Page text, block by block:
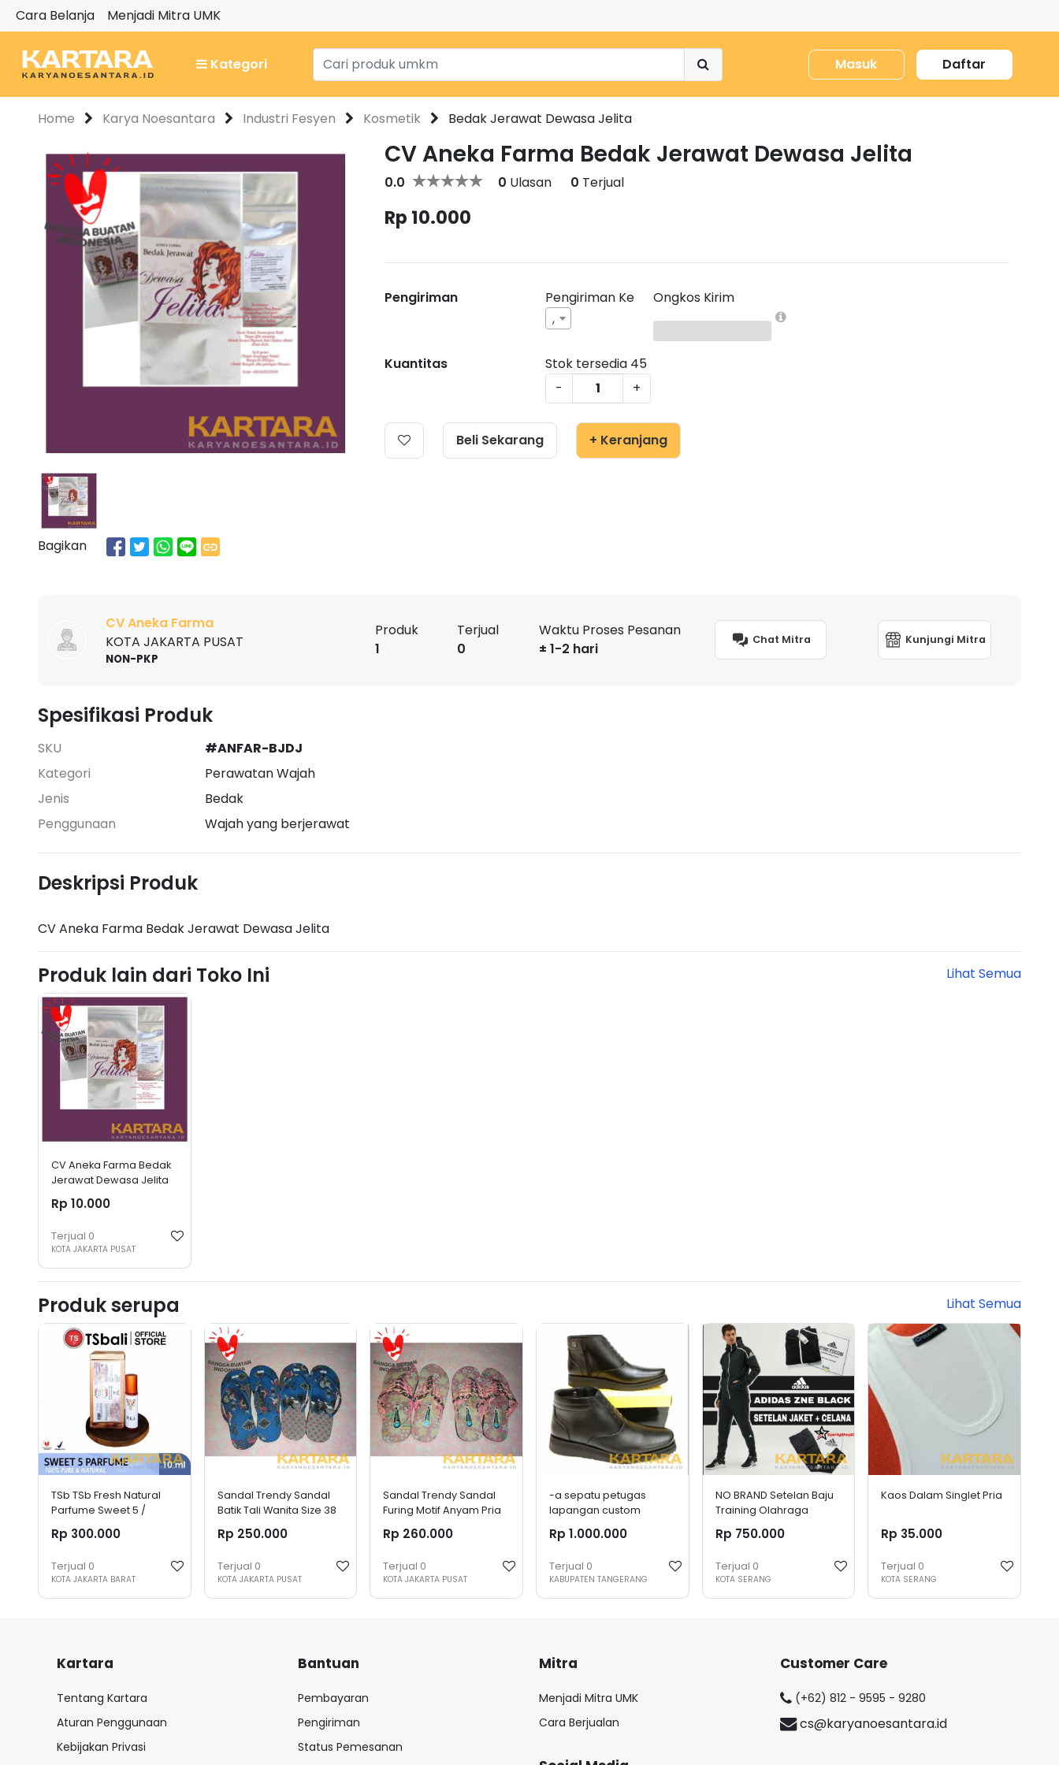
Cara Belanja Menjadi Mitra UMK
Kategori Masuk Daftar
Home Karya Noesantara Industri Fesyen Kosmetik Bedak Jerawat Dewasa Jelita
Bagikan
CV Aneka Farma Bedak Jerawat Dewasa Jelita
0.0 0 Ulasan 0 Terjual
Rp 10.000
Pengiriman
Pengiriman Ke
,
Ongkos Kirim
Kuantitas Stok tersedia 45
-
+
Beli Sekarang + Keranjang
CV Aneka Farma
KOTA JAKARTA PUSAT
NON-PKP
Produk
1
Terjual
0
Waktu Proses Pesanan
± 1-2 hari
Chat Mitra Kunjungi Mitra
Spesifikasi Produk
SKU
#ANFAR-BJDJ
Kategori
Perawatan Wajah
Jenis
Bedak
Penggunaan
Wajah yang berjerawat
Deskripsi Produk
CV Aneka Farma Bedak Jerawat Dewasa Jelita
Produk lain dari Toko Ini Lihat Semua
CV Aneka Farma Bedak
Jerawat Dewasa Jelita
Rp 10.000
Terjual 0
KOTA JAKARTA PUSAT
Produk serupa Lihat Semua
TSb TSb Fresh Natural
Parfume Sweet 5 /
Rp 300.000
Terjual 0
KOTA JAKARTA BARAT
Sandal Trendy Sandal
Batik Tali Wanita Size 38
Rp 250.000
Terjual 0
KOTA JAKARTA PUSAT
Sandal Trendy Sandal
Furing Motif Anyam Pria
Rp 260.000
Terjual 0
KOTA JAKARTA PUSAT
-a sepatu petugas
lapangan custom
Rp 1.000.000
Terjual 0
KABUPATEN TANGERANG
NO BRAND Setelan Baju
Training Olahraga
Rp 750.000
Terjual 0
KOTA SERANG
Kaos Dalam Singlet Pria
Rp 35.000
Terjual 0
KOTA SERANG
Kartara
Tentang Kartara
Aturan Penggunaan
Kebijakan Privasi
Bantuan
Pembayaran
Pengiriman
Status Pemesanan
Mitra
Menjadi Mitra UMK
Cara Berjualan
Customer Care
(+62) 812 - 9595 - 9280
cs@karyanoesantara.id